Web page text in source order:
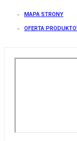
MAPA STRONY
OFERTA